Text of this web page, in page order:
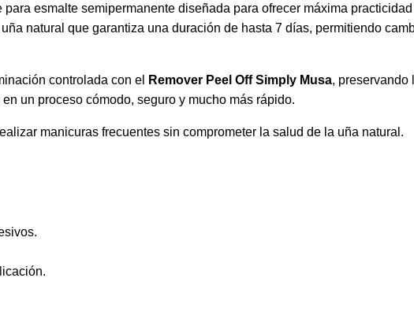
para esmalte semipermanente diseñada para ofrecer máxima
natural que garantiza una duración de hasta 7 días, permitiendo
controlada con el Remover Peel Off Simply Musa, preservando
un proceso cómodo, seguro y mucho más rápido.
manicuras frecuentes sin comprometer la salud de la uña natural.